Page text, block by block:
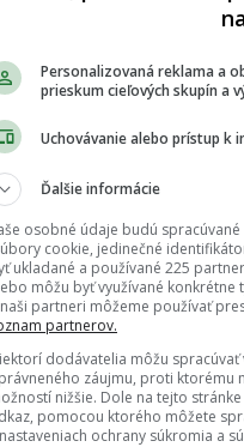
voľbami: Fico
Orbána môže
nezmizli, varujú
Personalizovaná reklama a
prieskum cieľových skupín a
Uchovávanie alebo prístup k
Ďalšie informácie
osobné údaje budú
cookie, jedinečné
ukladané a používané 225
môžu byť využívané
partneri môžeme používať
partnerov.
dodávatelia môžu
záujmu, proti ktorému
nižšie. Dole na tejto
pomocou ktorého môžete
ochrany súkromia a